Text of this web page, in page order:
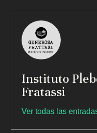
Instituto
Fratassi
Ver todas las